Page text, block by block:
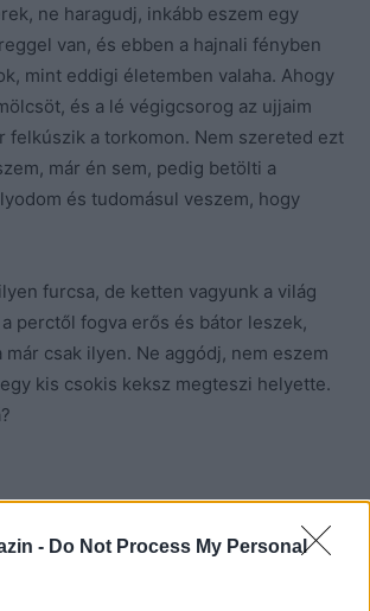
- Do Not Process My Personal
ne haragudj, inkább eszem egy
van, és ebben a hajnali fényben
mint eddigi életemben valaha. Ahogy
és a lé végigcsorog az ujjaim
felkúszik a torkomon. Nem szereted ezt
már én sem, pedig betölti a
és tudomásul veszem, hogy
furcsa, de ketten vagyunk a világ
perctől fogva erős és bátor leszek,
csak ilyen. Ne aggódj, nem eszem
kis csokis keksz megteszi helyette.